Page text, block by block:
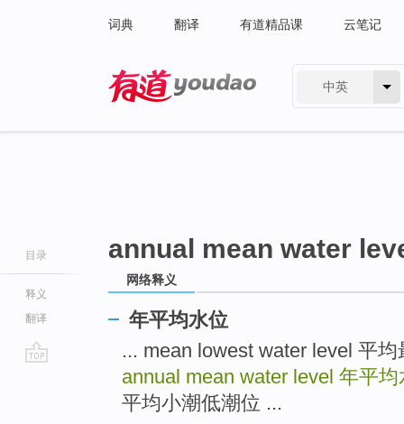
词典 翻译 有道精品课 云笔记
中英
目录
释义
翻译
annual mean water
网络释义
年平均水位
... mean lowest water level 平
annual mean water level 年平均
平均小潮低潮位 ...